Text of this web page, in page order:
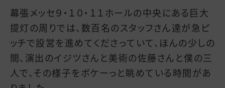
幕張メッセ９・１０・１１ホールの中央にある巨大
提灯の周りでは、数百名のスタッフさん達が急ピ
ッチで設営を進めてくださっていて、ほんの少しの
間、演出のイジツさんと美術の佐藤さんと僕の三
人で、その様子をボケーっと眺めている時間があ